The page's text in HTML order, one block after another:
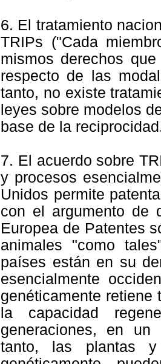
6. El tratamiento
TRIPs ("Cada
mismos derechos
respecto de las
tanto, no existe
leyes sobre modelos
base de la
7. El acuerdo sobre
y procesos
Unidos permite
con el argumento de
Europea de Patentes
animales "como
países están en su
esencialmente
genéticamente
la capacidad
generaciones, en un
tanto, las plantas y